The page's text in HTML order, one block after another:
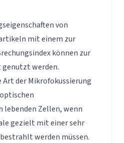
von
mit einem zur
können zur
genutzt werden.
Art der Mikrofokussierung
Zellen, wenn
gezielt mit einer sehr
werden müssen.